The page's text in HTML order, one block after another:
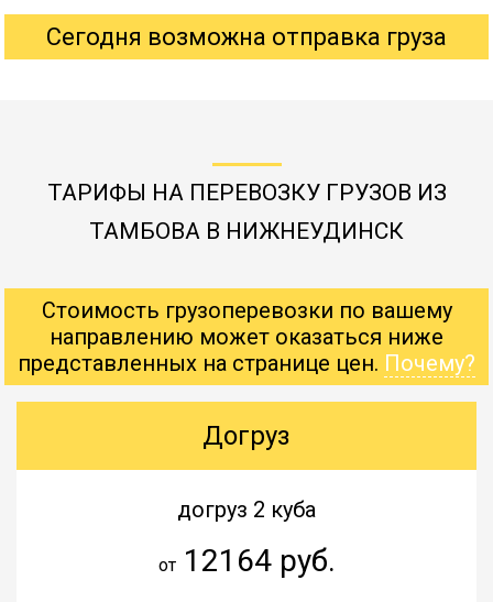
Сегодня возможна отправка груза
ТАРИФЫ НА ПЕРЕВОЗКУ ГРУЗОВ ИЗ
ТАМБОВА В НИЖНЕУДИНСК
Стоимость грузоперевозки по вашему
направлению может оказаться ниже
представленных на странице цен. Почему?
Догруз
догруз 2 куба
от12164 руб.